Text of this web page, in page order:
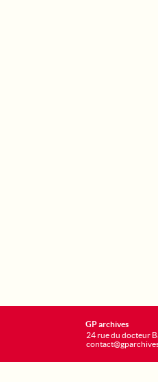
GP archives
24 rue du docteur